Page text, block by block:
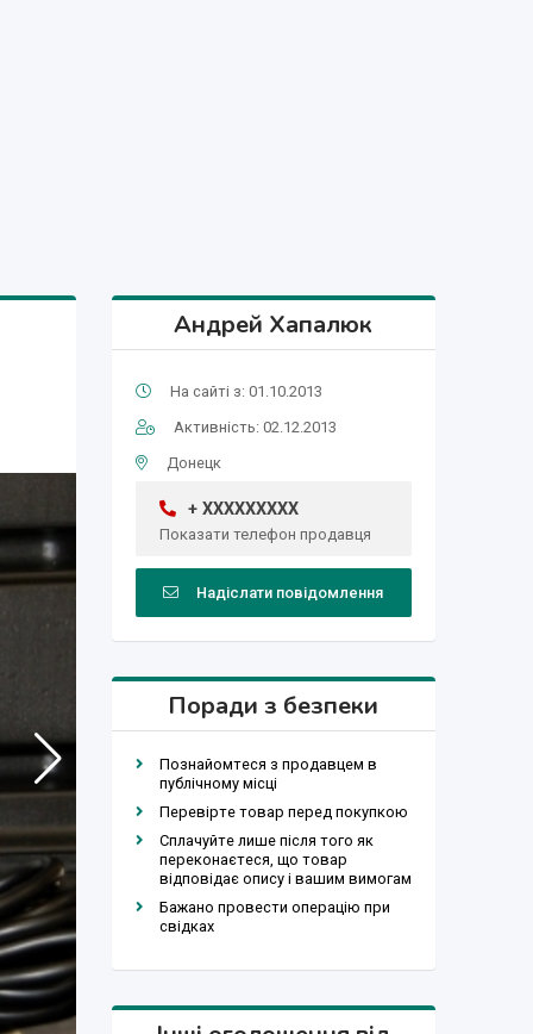
Андрей Хапалюк
На сайті з: 01.10.2013
Активність: 02.12.2013
Донецк
+ XXXXXXXXX
Показати телефон продавця
Надіслати повідомлення
Поради з безпеки
Познайомтеся з продавцем в
публічному місці
Перевірте товар перед покупкою
Сплачуйте лише після того як
переконаєтеся, що товар
відповідає опису і вашим вимогам
Бажано провести операцію при
свідках